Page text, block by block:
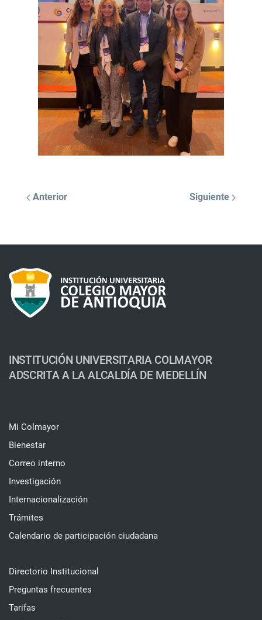
Anterior Siguiente
INSTITUCIÓN UNIVERSITARIA COLMAYOR
ADSCRITA A LA ALCALDÍA DE MEDELLÍN
Mi Colmayor
Bienestar
Correo interno
Investigación
Internacionalización
Trámites
Calendario de participación ciudadana
Directorio Institucional
Preguntas frecuentes
Tarifas